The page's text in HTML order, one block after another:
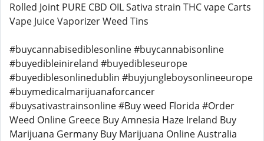
Rolled Joint PURE CBD OIL Sativa strain THC vape Carts
Vape Juice Vaporizer Weed Tins
#buycannabisediblesonline #buycannabisonline
#buyedibleinireland #buyedibleseurope
#buyediblesonlinedublin #buyjungleboysonlineeurope
#buymedicalmarijuanaforcancer
#buysativastrainsonline #Buy weed Florida #Order
Weed Online Greece Buy Amnesia Haze Ireland Buy
Marijuana Germany Buy Marijuana Online Australia